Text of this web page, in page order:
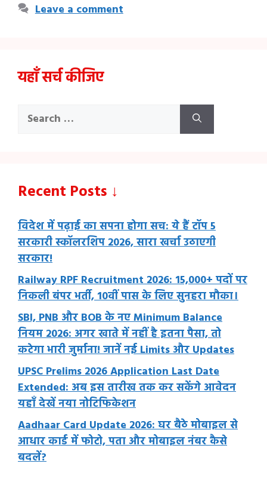
Leave a comment
यहाँ सर्च कीजिए
Search
Recent Posts ↓
विदेश में पढ़ाई का सपना होगा सच: ये हैं टॉप 5
सरकारी स्कॉलरशिप 2026, सारा खर्चा उठाएगी
सरकार!
Railway RPF Recruitment 2026: 15,000+ पदों पर
निकली बंपर भर्ती, 10वीं पास के लिए सुनहरा मौका।
SBI, PNB और BOB के नए Minimum Balance
नियम 2026: अगर खाते में नहीं है इतना पैसा, तो
कटेगा भारी जुर्माना! जानें नई Limits और Updates
UPSC Prelims 2026 Application Last Date
Extended: अब इस तारीख तक कर सकेंगे आवेदन
यहाँ देखें नया नोटिफिकेशन
Aadhaar Card Update 2026: घर बैठे मोबाइल से
आधार कार्ड में फोटो, पता और मोबाइल नंबर कैसे
बदलें?